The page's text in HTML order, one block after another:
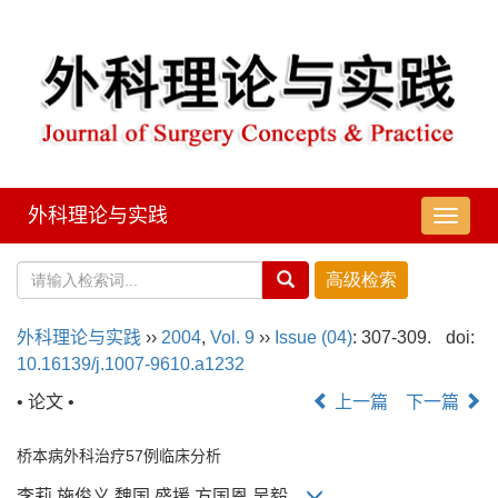
导
航
外科理论与实践
外科理论与实践 ›› 2004, Vol. 9 ›› Issue (04): 307-309.
doi:
10.16139/j.1007-9610.a1232
• 论文 •
上一篇 下一篇
桥本病外科治疗57例临床分析